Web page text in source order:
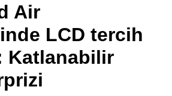
Air
LCD tercih
Katlanabilir